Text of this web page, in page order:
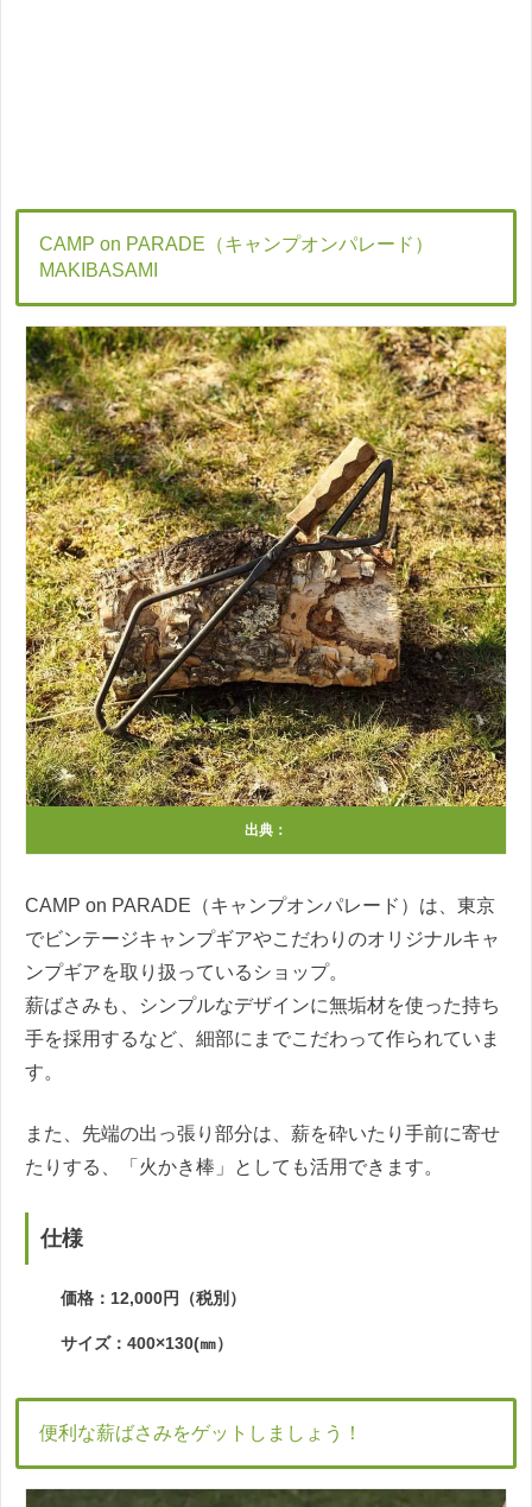
CAMP on PARADE（キャンプオンパレード）
MAKIBASAMI
出典：
CAMP on PARADE（キャンプオンパレード）は、東京
でビンテージキャンプギアやこだわりのオリジナルキャ
ンプギアを取り扱っているショップ。
薪ばさみも、シンプルなデザインに無垢材を使った持ち
手を採用するなど、細部にまでこだわって作られていま
す。
また、先端の出っ張り部分は、薪を砕いたり手前に寄せ
たりする、「火かき棒」としても活用できます。
仕様
価格：12,000円（税別）
サイズ：400×130(㎜）
便利な薪ばさみをゲットしましょう！